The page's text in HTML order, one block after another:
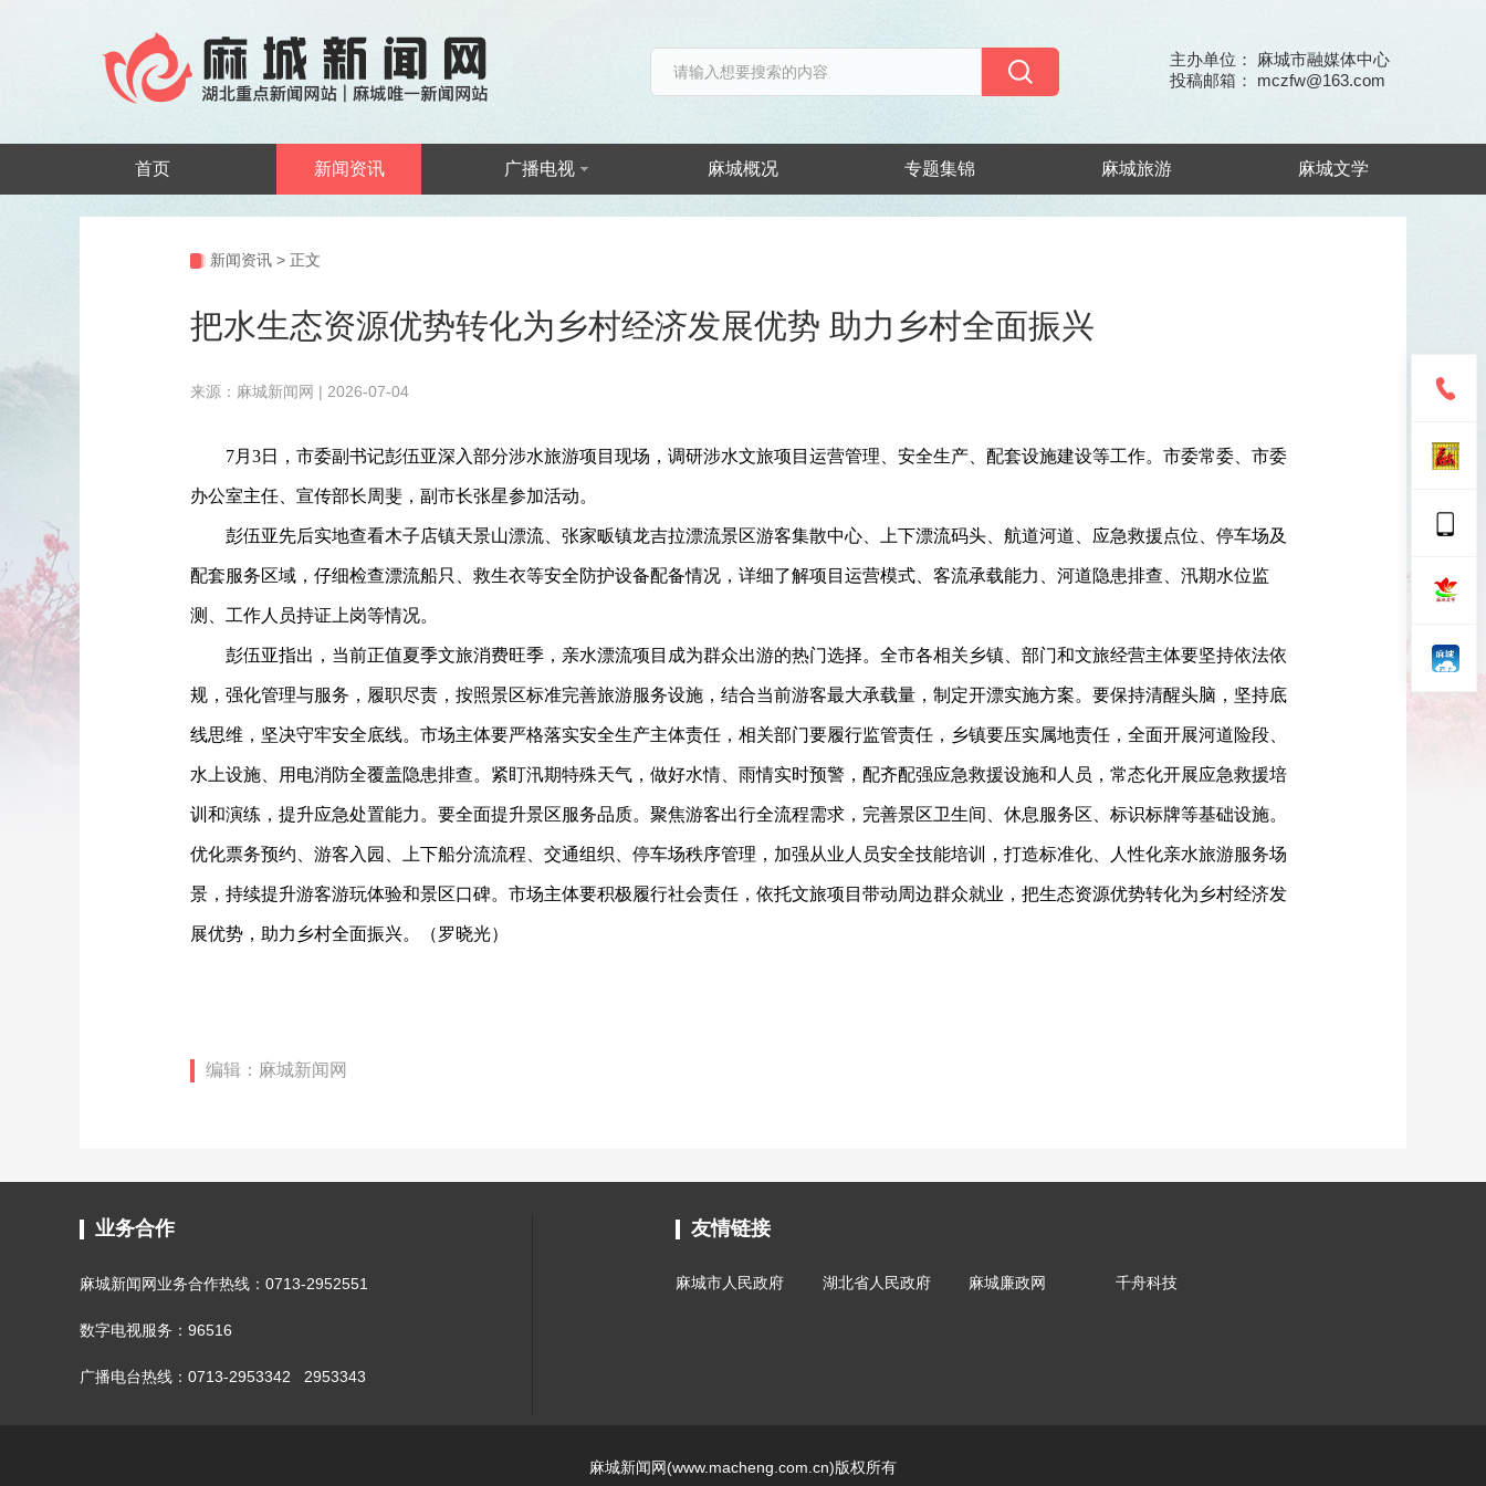
主办单位： 麻城市融媒体中心
投稿邮箱： mczfw@163.com
首页 新闻资讯 广播电视 麻城概况 专题集锦 麻城旅游 麻城文学
新闻资讯 > 正文
把水生态资源优势转化为乡村经济发展优势 助力乡村全面振兴
来源：麻城新闻网 | 2026-07-04
7月3日，市委副书记彭伍亚深入部分涉水旅游项目现场，调研涉水文旅项目运营管理、安全生产、配套设施建设等工作。市委常委、市委
办公室主任、宣传部长周斐，副市长张星参加活动。
彭伍亚先后实地查看木子店镇天景山漂流、张家畈镇龙吉拉漂流景区游客集散中心、上下漂流码头、航道河道、应急救援点位、停车场及
配套服务区域，仔细检查漂流船只、救生衣等安全防护设备配备情况，详细了解项目运营模式、客流承载能力、河道隐患排查、汛期水位监
测、工作人员持证上岗等情况。
彭伍亚指出，当前正值夏季文旅消费旺季，亲水漂流项目成为群众出游的热门选择。全市各相关乡镇、部门和文旅经营主体要坚持依法依
规，强化管理与服务，履职尽责，按照景区标准完善旅游服务设施，结合当前游客最大承载量，制定开漂实施方案。要保持清醒头脑，坚持底
线思维，坚决守牢安全底线。市场主体要严格落实安全生产主体责任，相关部门要履行监管责任，乡镇要压实属地责任，全面开展河道险段、
水上设施、用电消防全覆盖隐患排查。紧盯汛期特殊天气，做好水情、雨情实时预警，配齐配强应急救援设施和人员，常态化开展应急救援培
训和演练，提升应急处置能力。要全面提升景区服务品质。聚焦游客出行全流程需求，完善景区卫生间、休息服务区、标识标牌等基础设施。
优化票务预约、游客入园、上下船分流流程、交通组织、停车场秩序管理，加强从业人员安全技能培训，打造标准化、人性化亲水旅游服务场
景，持续提升游客游玩体验和景区口碑。市场主体要积极履行社会责任，依托文旅项目带动周边群众就业，把生态资源优势转化为乡村经济发
展优势，助力乡村全面振兴。（罗晓光）
编辑：麻城新闻网
业务合作
麻城新闻网业务合作热线：0713-2952551
数字电视服务：96516
广播电台热线：0713-2953342 2953343
友情链接
麻城市人民政府 湖北省人民政府 麻城廉政网 千舟科技
麻城新闻网(www.macheng.com.cn)版权所有